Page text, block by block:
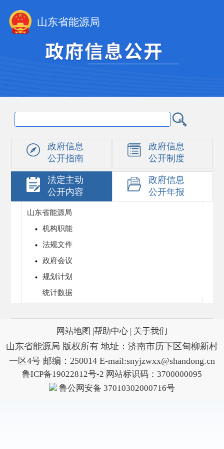
山东省能源局
政府信息
公开指南
政府信息
公开制度
法定主动
公开内容
政府信息
公开年报
网站地图 |帮助中心 | 关于我们
山东省能源局 版权所有 地址：济南市历下区甸柳新村
一区4号 邮编：250014 E-mail:snyjzwxx@shandong.cn
鲁ICP备19022812号-2 网站标识码：3700000095
鲁公网安备 37010302000716号